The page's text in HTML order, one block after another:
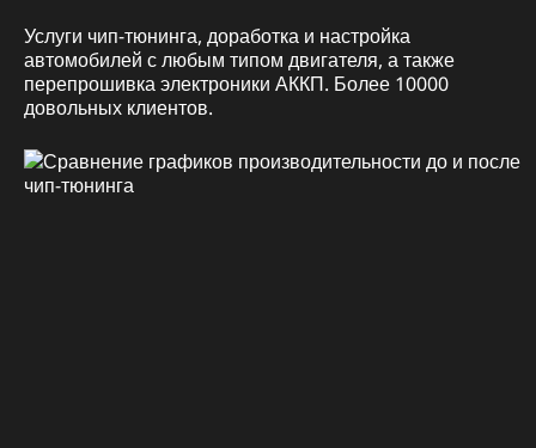
Услуги чип-тюнинга, доработка и настройка
автомобилей с любым типом двигателя, а также
перепрошивка электроники АККП. Более 10000
довольных клиентов.